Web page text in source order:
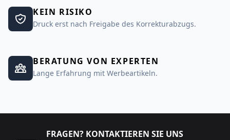
KEIN RISIKO
Druck erst nach Freigabe des Korrekturabzugs.
BERATUNG VON EXPERTEN
Lange Erfahrung mit Werbeartikeln.
FRAGEN? KONTAKTIEREN SIE UNS